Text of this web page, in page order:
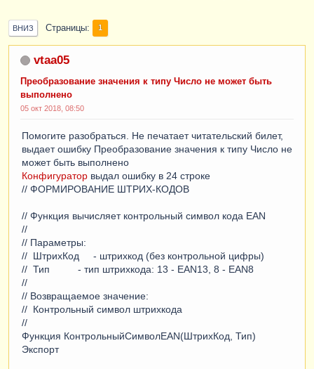
ВНИЗ Страницы 1
vtaa05
Преобразование значения к типу Число не может быть
выполнено
05 окт 2018, 08:50
Помогите разобраться. Не печатает читательский билет,
выдает ошибку Преобразование значения к типу Число не
может быть выполнено
Конфигуратор выдал ошибку в 24 строке
// ФОРМИРОВАНИЕ ШТРИХ-КОДОВ
// Функция вычисляет контрольный символ кода EAN
//
// Параметры:
// ШтрихКод - штрихкод (без контрольной цифры)
// Тип - тип штрихкода: 13 - EAN13, 8 - EAN8
//
// Возвращаемое значение:
// Контрольный символ штрихкода
//
Функция КонтрольныйСимволEAN(ШтрихКод, Тип)
Экспорт